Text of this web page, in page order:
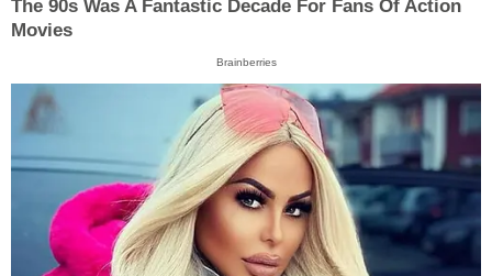
The 90s Was A Fantastic Decade For Fans Of Action
Movies
Brainberries